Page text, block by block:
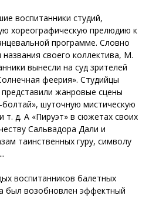
воспитанники студий,
хореографическую прелюдию к
программе. Словно
своего коллектива, М.
вынесли на суд зрителей
феерия». Студийцы
жанровые сцены
шуточную мистическую
т. д. А «Пируэт» в сюжетах своих
Сальвадора Дали и
таинственных гуру, символу
воспитанников балетных
был возобновлен эффектный